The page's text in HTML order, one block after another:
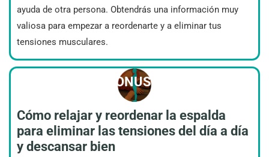
ayuda de otra persona. Obtendrás una información muy
valiosa para empezar a reordenarte y a eliminar tus
tensiones musculares.
BONUS 2
Cómo relajar y reordenar la espalda
para eliminar las tensiones del día a día
y descansar bien